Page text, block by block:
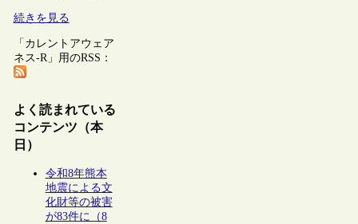
続きを見る
「カレントアウェア
ネス-R」用のRSS：
よく読まれている
コンテンツ（本
日）
令和8年熊本
地震による文
化財等の被害
が83件に（8